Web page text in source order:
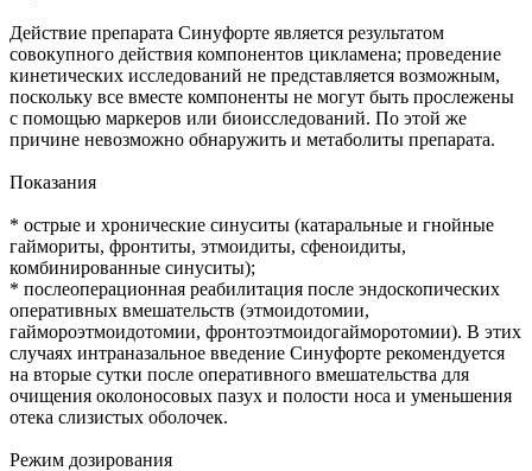
Действие препарата Синуфорте является результатом
совокупного действия компонентов цикламена; проведение
кинетических исследований не представляется возможным,
поскольку все вместе компоненты не могут быть прослежены
с помощью маркеров или биоисследований. По этой же
причине невозможно обнаружить и метаболиты препарата.
Показания
* острые и хронические синуситы (катаральные и гнойные
гаймориты, фронтиты, этмоидиты, сфеноидиты,
комбинированные синуситы);
* послеоперационная реабилитация после эндоскопических
оперативных вмешательств (этмоидотомии,
гаймороэтмоидотомии, фронтоэтмоидогайморотомии). В этих
случаях интраназальное введение Синуфорте рекомендуется
на вторые сутки после оперативного вмешательства для
очищения околоносовых пазух и полости носа и уменьшения
отека слизистых оболочек.
Режим дозирования